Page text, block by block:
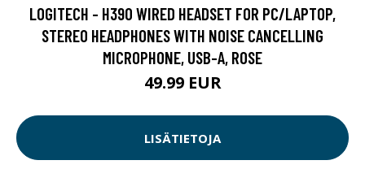
LOGITECH - H390 WIRED HEADSET FOR PC/LAPTOP,
STEREO HEADPHONES WITH NOISE CANCELLING
MICROPHONE, USB-A, ROSE
49.99 EUR
LISÄTIETOJA